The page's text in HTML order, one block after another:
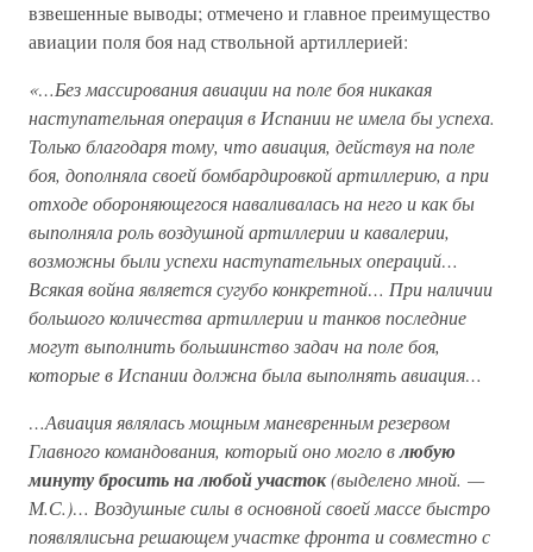
взвешенные выводы; отмечено и главное преимущество
авиации поля боя над ствольной артиллерией:
«…Без массирования авиации на поле боя никакая
наступательная операция в Испании не имела бы успеха.
Только благодаря тому, что авиация, действуя на поле
боя, дополняла своей бомбардировкой артиллерию, а при
отходе обороняющегося наваливалась на него и как бы
выполняла роль воздушной артиллерии и кавалерии,
возможны были успехи наступательных операций…
Всякая война является сугубо конкретной… При наличии
большого количества артиллерии и танков последние
могут выполнить большинство задач на поле боя,
которые в Испании должна была выполнять авиация…
…Авиация являлась мощным маневренным резервом
Главного командования, который оно могло влюбую
минуту бросить на любой участок(выделено мной. —
М.С.)… Воздушные силы в основной своей массе быстро
появлялисьна решающем участке фронта и совместно с